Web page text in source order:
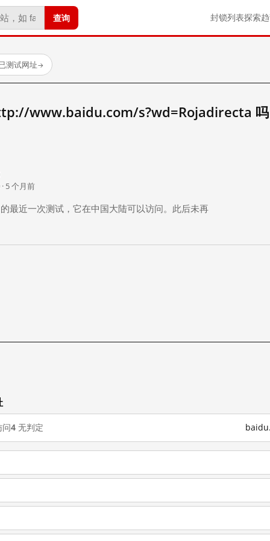
查询 封锁列表探索
测试网址→
www.baidu.com/s?wd=Rojadirecta 吗
5 个月前
最近一次测试，它在中国大陆可以访问。此后未再
问4 无判定